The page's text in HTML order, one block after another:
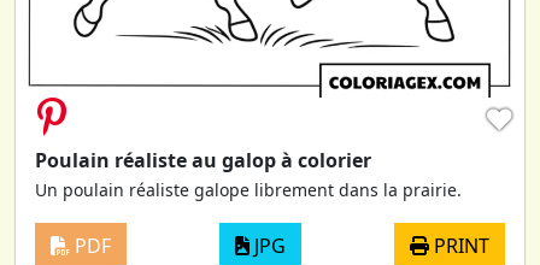
♥
Poulain réaliste au galop à colorier
Un poulain réaliste galope librement dans la prairie.
PDF JPG PRINT